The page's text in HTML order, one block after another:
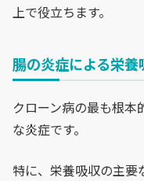
上で役立ちます。
腸の炎症による栄養
クローン病の最も根
な炎症です。
特に、栄養吸収の主要